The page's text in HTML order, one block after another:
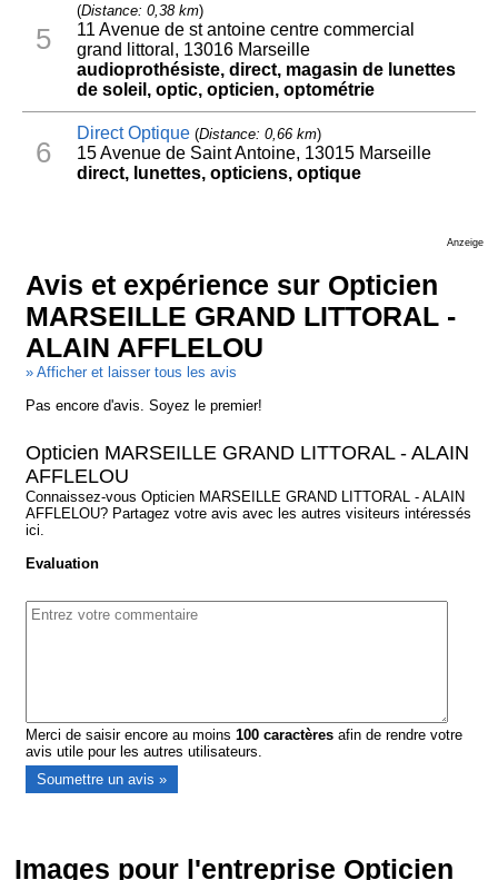
5
(Distance: 0,38 km)
11 Avenue de st antoine centre commercial
grand littoral, 13016 Marseille
audioprothésiste, direct, magasin de lunettes
de soleil, optic, opticien, optométrie
6
Direct Optique(Distance: 0,66 km)
15 Avenue de Saint Antoine, 13015 Marseille
direct, lunettes, opticiens, optique
Anzeige
Avis et expérience sur Opticien
MARSEILLE GRAND LITTORAL -
ALAIN AFFLELOU
» Afficher et laisser tous les avis
Pas encore d'avis. Soyez le premier!
Opticien MARSEILLE GRAND LITTORAL - ALAIN
AFFLELOU
Connaissez-vous Opticien MARSEILLE GRAND LITTORAL - ALAIN
AFFLELOU? Partagez votre avis avec les autres visiteurs intéressés
ici.
Evaluation
Merci de saisir encore au moins100 caractères afin de rendre votre
avis utile pour les autres utilisateurs.
Images pour l'entreprise Opticien